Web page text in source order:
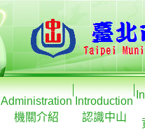
Administration
機關介紹
Introduction
認識中山